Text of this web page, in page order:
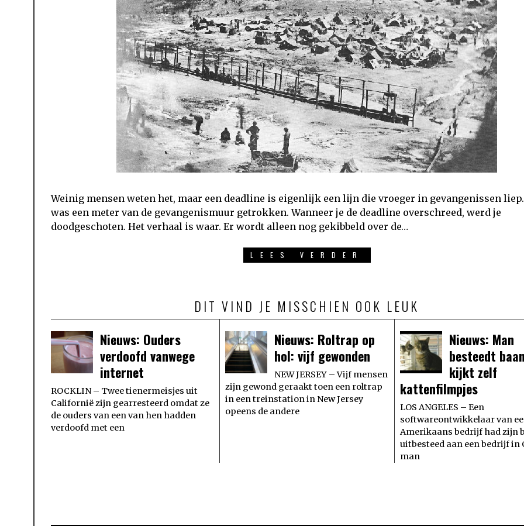
Weinig mensen weten het, maar een deadline is eigenlijk een lijn die vroeger in gevangenissen
was een meter van de gevangenismuur getrokken. Wanneer je de deadline overschreed, werd je
doodgeschoten. Het verhaal is waar. Er wordt alleen nog gekibbeld over de…
LEES VERDER
DIT VIND JE MISSCHIEN OOK LEUK
Nieuws: Ouders
verdoofd vanwege
internet
ROCKLIN – Twee tienermeisjes uit
Californië zijn gearresteerd omdat ze
de ouders van een van hen hadden
verdoofd met een
Nieuws: Roltrap op
hol: vijf gewonden
NEW JERSEY – Vijf mensen
zijn gewond geraakt toen een roltrap
in een treinstation in New Jersey
opeens de andere
Nieuws: Man
besteedt
kijkt zelf
kattenfilmpjes
LOS ANGELES – Een
softwareontwikkelaar van
Amerikaans bedrijf had zijn
uitbesteed aan een bedrijf in
man